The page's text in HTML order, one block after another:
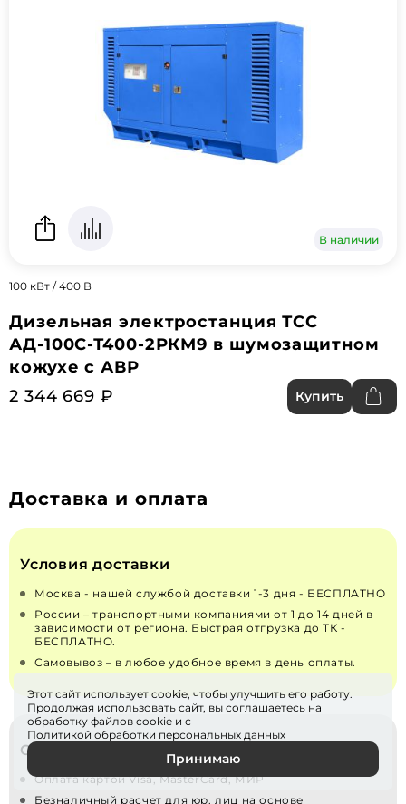
В наличии
100 кВт / 400 В
Дизельная электростанция ТСС
АД-100С-Т400-2РКМ9 в шумозащитном
кожухе с АВР
2 344 669 ₽
Купить
Доставка и оплата
Условия доставки
Москва - нашей службой доставки 1-3 дня - БЕСПЛАТНО
России – транспортными компаниями от 1 до 14 дней в
зависимости от региона. Быстрая отгрузка до ТК -
БЕСПЛАТНО.
Самовывоз – в любое удобное время в день оплаты.
Способы оплаты
Оплата картой Visa, MasterCard, МИР
Безналичный расчет для юр. лиц на основе
Этот сайт использует cookie, чтобы улучшить его работу.
Продолжая использовать сайт, вы соглашаетесь на
обработку файлов cookie и с
Политикой обработки персональных данных
Принимаю